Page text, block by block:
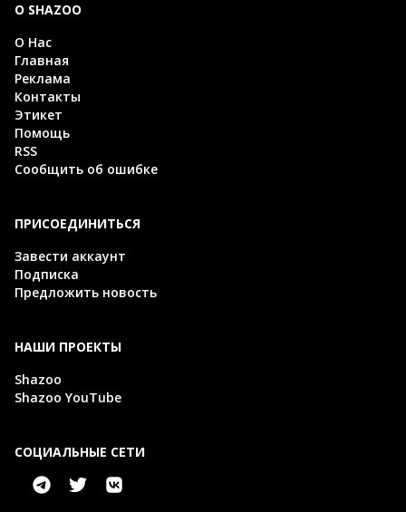
О SHAZOO
О Нас
Главная
Реклама
Контакты
Этикет
Помощь
RSS
Сообщить об ошибке
ПРИСОЕДИНИТЬСЯ
Завести аккаунт
Подписка
Предложить новость
НАШИ ПРОЕКТЫ
Shazoo
Shazoo YouTube
СОЦИАЛЬНЫЕ СЕТИ